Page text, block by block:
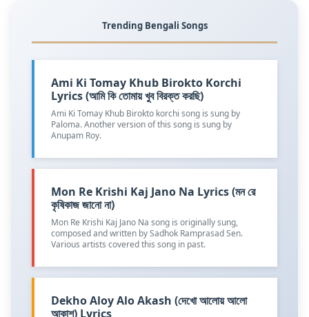
Trending Bengali Songs
Ami Ki Tomay Khub Birokto Korchi
Lyrics (আমি কি তোমায় খুব বিরক্ত করছি)
Ami Ki Tomay Khub Birokto korchi song is sung by
Paloma. Another version of this song is sung by
Anupam Roy.
Mon Re Krishi Kaj Jano Na Lyrics (মন রে
কৃষিকাজ জানো না)
Mon Re Krishi Kaj Jano Na song is originally sung,
composed and written by Sadhok Ramprasad Sen.
Various artists covered this song in past.
Dekho Aloy Alo Akash (দেখো আলোয় আলো
আকাশ) Lyrics